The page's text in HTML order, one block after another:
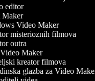
editor
Video Maker
misterioznih filmova
outra
Maker
kreator filmova
glazba za Video Maker